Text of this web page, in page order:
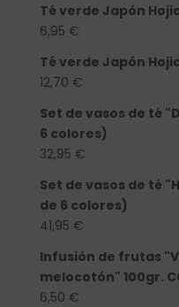
Té verde Japón
6,95 €
Té verde Japón
12,70 €
Set de vasos de té
6 colores)
32,95 €
Set de vasos de té
de 6 colores)
41,95 €
Infusión de frutas
melocotón" 100gr.
6,50 €